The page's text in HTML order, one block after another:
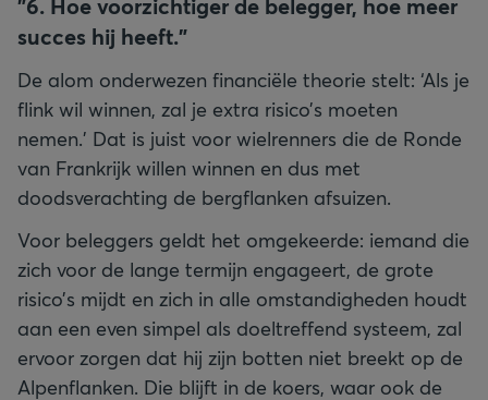
"6. Hoe voorzichtiger de belegger, hoe meer
succes hij heeft."
De alom onderwezen financiële theorie stelt: ‘Als je
flink wil winnen, zal je extra risico’s moeten
nemen.’ Dat is juist voor wielrenners die de Ronde
van Frankrijk willen winnen en dus met
doodsverachting de bergflanken afsuizen.
Voor beleggers geldt het omgekeerde: iemand die
zich voor de lange termijn engageert, de grote
risico’s mijdt en zich in alle omstandigheden houdt
aan een even simpel als doeltreffend systeem, zal
ervoor zorgen dat hij zijn botten niet breekt op de
Alpenflanken. Die blijft in de koers, waar ook de